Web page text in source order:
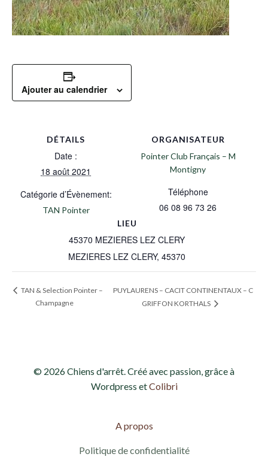
Ajouter au calendrier
DÉTAILS
Date :
18 août 2021
Catégorie d’Évènement:
TAN Pointer
LIEU
45370 MEZIERES LEZ CLERY
MEZIERES LEZ CLERY, 45370
ORGANISATEUR
Pointer Club Français – M
Montigny
Téléphone
06 08 96 73 26
TAN & Selection Pointer –
Champagne
PUYLAURENS – CACIT CONTINENTAUX – C
GRIFFON KORTHALS
© 2026 Chiens d'arrêt. Créé avec passion, grâce à
Wordpress etColibri
A propos
Politique de confidentialité